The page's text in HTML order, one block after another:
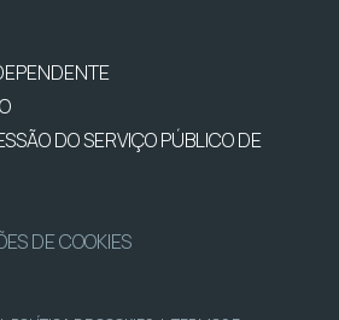
DO SERVIÇO PÚBLICO DE
DE COOKIES